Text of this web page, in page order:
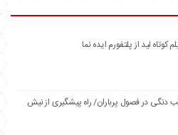
کوتاه لید از پلتفورم ایده نما
دنگی در فصول پرباران/ راه پیشگیری از نیش